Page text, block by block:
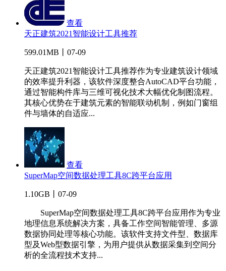
查看
天正建筑2021智能设计工具推荐
599.01MB丨07-09
天正建筑2021智能设计工具推荐作为专业建筑设计领域
的效率提升利器，该软件深度整合AutoCAD平台功能，
通过智能构件库与三维可视化技术大幅优化制图流程。
其核心优势在于建筑元素的智能联动机制，例如门窗组
件与墙体的自适应...
查看
SuperMap空间数据处理工具8C跨平台应用
1.10GB丨07-09
SuperMap空间数据处理工具8C跨平台应用作为专业
地理信息系统解决方案，具备工作空间智能管理、多源
数据协同处理等核心功能。该软件支持文件型、数据库
型及Web型数据引擎，为用户提供从数据采集到空间分
析的全流程技术支持...